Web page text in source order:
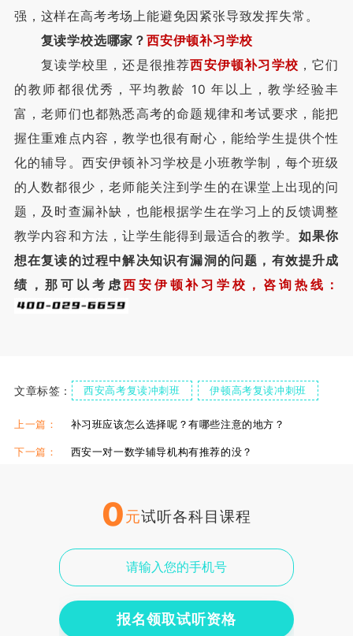
强，这样在高考考场上能避免因紧张导致发挥失常。
复读学校选哪家？ 西安伊顿补习学校
复读学校里，还是很推荐西安伊顿补习学校 ，它们
的教师都很优秀，平均教龄 10 年以上，教学经验丰
富，老师们也都熟悉高考的命题规律和考试要求，能把
握住重难点内容，教学也很有耐心，能给学生提供个性
化的辅导。西安伊顿补习学校是小班教学制，每个班级
的人数都很少，老师能关注到学生的在课堂上出现的问
题，及时查漏补缺，也能根据学生在学习上的反馈调整
教学内容和方法，让学生能得到最适合的教学。 如果你
想在复读的过程中解决知识有漏洞的问题，有效提升成
绩，那可以考虑西安伊顿补习学校，咨询热线：
文章标签： 西安高考复读冲刺班 伊顿高考复读冲刺班
西安复读全日制学校 复读全日制补习学校
上一篇： 补习班应该怎么选择呢？有哪些注意的地方？
下一篇： 西安一对一数学辅导机构有推荐的没？
0元试听各科目课程
报名领取试听资格